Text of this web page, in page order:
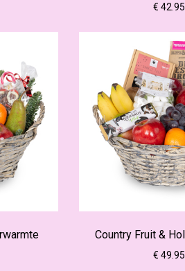
€ 42.95
Country Fruit &
€ 49.95